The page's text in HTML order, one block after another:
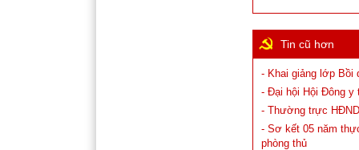
Tin cũ hơn
- Khai giảng lớp Bồi
- Đại hội Hội Đông y
- Thường trực
- Sơ kết 05 năm
phòng thủ